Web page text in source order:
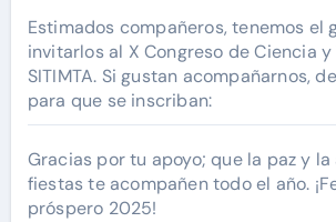
Estimados compañeros, tenemos el
invitarlos al X Congreso de Ciencia
SITIMTA. Si gustan acompañarnos,
para que se inscriban:
Gracias por tu apoyo; que la paz y
fiestas te acompañen todo el año.
próspero 2025!